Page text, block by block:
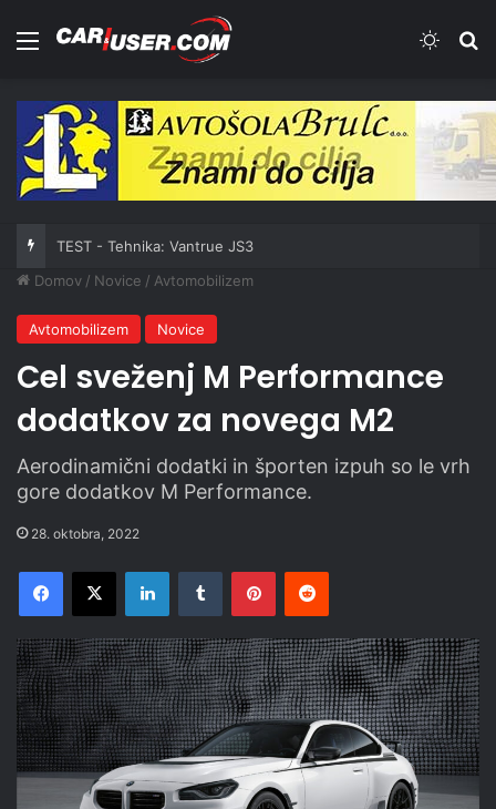
Meni
TEST - Tehnika: Vantrue JS3
Domov / Novice / Avtomobilizem
Avtomobilizem Novice
Cel sveženj M Performance
dodatkov za novega M2
Aerodinamični dodatki in športen izpuh so le vrh
gore dodatkov M Performance.
28. oktobra, 2022
Facebook
X LinkedInTumblr PinterestReddit